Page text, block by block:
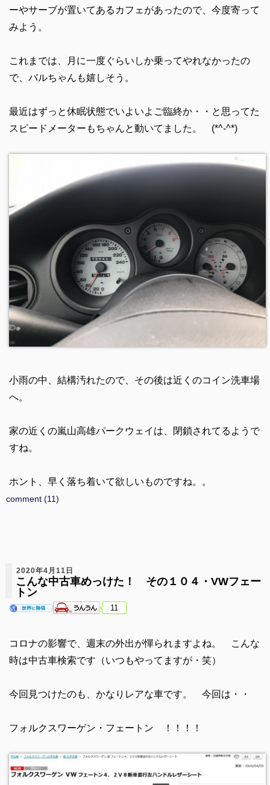
ーやサーブが置いてあるカフェがあったので、今度寄って
みよう。
これまでは、月に一度ぐらいしか乗ってやれなかったの
で、バルちゃんも嬉しそう。
最近はずっと休眠状態でいよいよご臨終か・・と思ってた
スピードメーターもちゃんと動いてました。 (*^-^*)
小雨の中、結構汚れたので、その後は近くのコイン洗車場
へ。
家の近くの嵐山高雄パークウェイは、閉鎖されてるようで
すね。
ホント、早く落ち着いて欲しいものですね。。
comment (11)
2020年4月11日
こんな中古車めっけた！ その１０４・VWフェー
トン
11
コロナの影響で、週末の外出が憚られますよね。 こんな
時は中古車検索です（いつもやってますが・笑）
今回見つけたのも、かなりレアな車です。 今回は・・
フォルクスワーゲン・フェートン ！！！！